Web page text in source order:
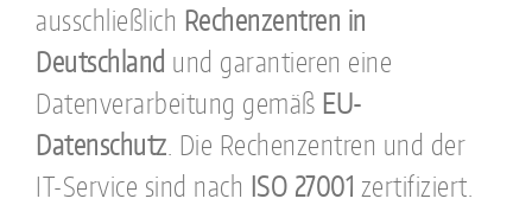
ausschließlich Rechenzentren in
Deutschland und garantieren eine
Datenverarbeitung gemäß EU-
Datenschutz . Die Rechenzentren und der
IT-Service sind nach ISO 27001 zertifiziert.